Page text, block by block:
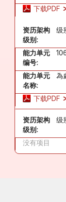
下载PDF
资历架构
级别:
级
能力单元
编号:
能力单元
名称:
為
下载PDF
资历架构
级别:
级
没有项目